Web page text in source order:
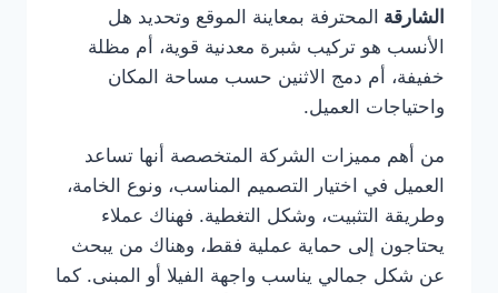
الشارقة المحترفة بمعاينة الموقع وتحديد هل
الأنسب هو تركيب شبرة معدنية قوية، أم مظلة
خفيفة، أم دمج الاثنين حسب مساحة المكان
واحتياجات العميل.
من أهم مميزات الشركة المتخصصة أنها تساعد
العميل في اختيار التصميم المناسب، ونوع الخامة،
وطريقة التثبيت، وشكل التغطية. فهناك عملاء
يحتاجون إلى حماية عملية فقط، وهناك من يبحث
عن شكل جمالي يناسب واجهة الفيلا أو المبنى. كما